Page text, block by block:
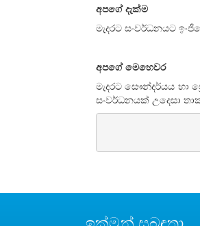
අපගේ දැක්ම
මැදරට සංවර්ධනයට
අපගේ මෙහෙවර
මැදරට සෞන්දර්යය හා
සංවර්ධනයක් උදෙසා